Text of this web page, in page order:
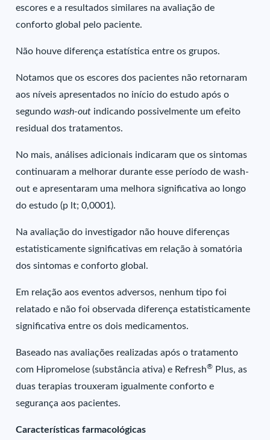
escores e a resultados similares na avaliação de
conforto global pelo paciente.
Não houve diferença estatística entre os grupos.
Notamos que os escores dos pacientes não retornaram
aos níveis apresentados no início do estudo após o
segundowash-out indicando possivelmente um efeito
residual dos tratamentos.
No mais, análises adicionais indicaram que os sintomas
continuaram a melhorar durante esse período de wash-
out e apresentaram uma melhora significativa ao longo
do estudo (p lt; 0,0001).
Na avaliação do investigador não houve diferenças
estatisticamente significativas em relação à somatória
dos sintomas e conforto global.
Em relação aos eventos adversos, nenhum tipo foi
relatado e não foi observada diferença estatisticamente
significativa entre os dois medicamentos.
Baseado nas avaliações realizadas após o tratamento
com Hipromelose (substância ativa) e Refresh® Plus, as
duas terapias trouxeram igualmente conforto e
segurança aos pacientes.
Características farmacológicas